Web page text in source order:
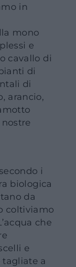
in
mono
e
cavallo di
di
di
arancio,
i
biologica
da
coltiviamo
che
e
tagliate a